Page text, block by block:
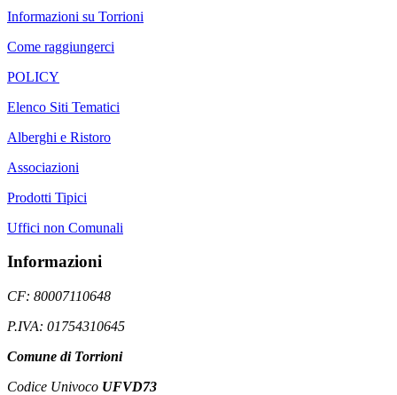
Informazioni su Torrioni
Come raggiungerci
POLICY
Elenco Siti Tematici
Alberghi e Ristoro
Associazioni
Prodotti Tipici
Uffici non Comunali
Informazioni
CF: 80007110648
P.IVA: 01754310645
Comune di Torrioni
Codice Univoco UFVD73